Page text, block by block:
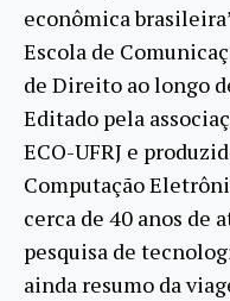
econômica
Escola de
de Direito ao longo
Editado pela
ECO-UFRJ e
Computação
cerca de 40 anos de
pesquisa de
ainda resumo da